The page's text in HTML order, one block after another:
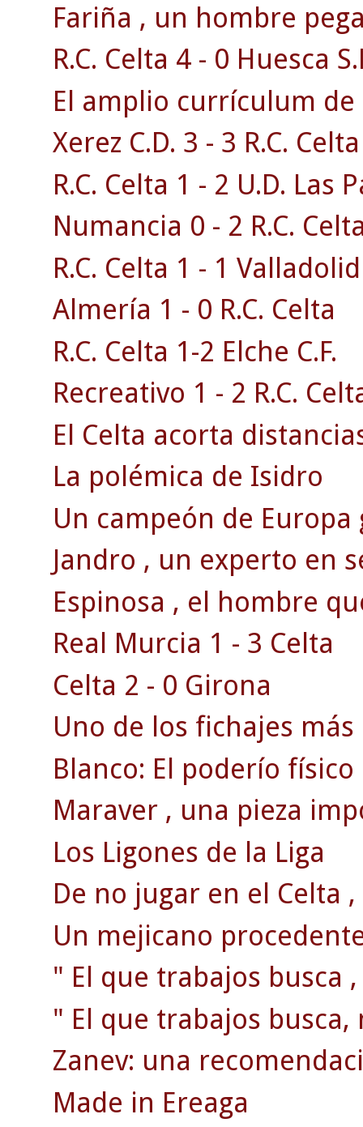
Fariña , un hombre
R.C. Celta 4 - 0 Huesca
El amplio currículum de
Xerez C.D. 3 - 3 R.C.
R.C. Celta 1 - 2 U.D. Las
Numancia 0 - 2 R.C.
R.C. Celta 1 - 1
Almería 1 - 0 R.C. Celta
R.C. Celta 1-2 Elche C.F.
Recreativo 1 - 2 R.C.
El Celta acorta
La polémica de Isidro
Un campeón de Europa
Jandro , un experto en
Espinosa , el hombre
Real Murcia 1 - 3 Celta
Celta 2 - 0 Girona
Uno de los fichajes
Blanco: El poderío
Maraver , una pieza
Los Ligones de la Liga
De no jugar en el Celta
Un mejicano
" El que trabajos busca
" El que trabajos
Zanev: una
Made in Ereaga